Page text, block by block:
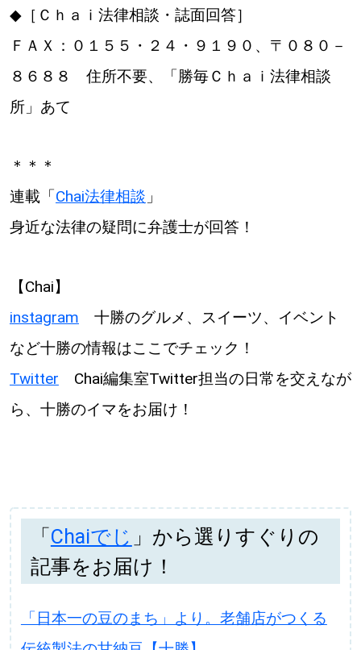
◆［Ｃｈａｉ法律相談・誌面回答］
ＦＡＸ：０１５５・２４・９１９０、〒０８０－
８６８８ 住所不要、「勝毎Ｃｈａｉ法律相談
所」あて
＊＊＊
連載「Chai法律相談 」
身近な法律の疑問に弁護士が回答！
【Chai】
instagram 十勝のグルメ、スイーツ、イベント
など十勝の情報はここでチェック！
Twitter Chai編集室Twitter担当の日常を交えなが
ら、十勝のイマをお届け！
「Chaiでじ 」から選りすぐりの
記事をお届け！
「日本一の豆のまち」より。老舗店がつくる